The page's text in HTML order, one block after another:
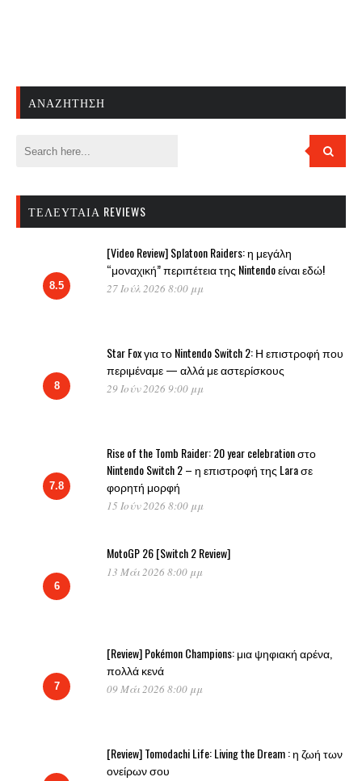
ΑΝΑΖΉΤΗΣΗ
ΤΕΛΕΥΤΑΊΑ REVIEWS
8.5
[Video Review] Splatoon Raiders: η μεγάλη
“μοναχική” περιπέτεια της Nintendo είναι εδώ!
27 Ιούλ 2026 8:00 μμ
8
Star Fox για το Nintendo Switch 2: Η επιστροφή που
περιμέναμε — αλλά με αστερίσκους
29 Ιούν 2026 9:00 μμ
7.8
Rise of the Tomb Raider: 20 year celebration στο
Nintendo Switch 2 – η επιστροφή της Lara σε
φορητή μορφή
15 Ιούν 2026 8:00 μμ
6
MotoGP 26 [Switch 2 Review]
13 Μάι 2026 8:00 μμ
7
[Review] Pokémon Champions: μια ψηφιακή αρένα,
πολλά κενά
09 Μάι 2026 8:00 μμ
[Review] Tomodachi Life: Living the Dream : η ζωή των
ονείρων σου